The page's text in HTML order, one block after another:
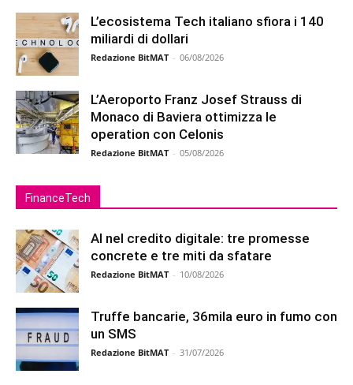
L’ecosistema Tech italiano sfiora i 140
miliardi di dollari
Redazione BitMAT - 06/08/2026
L’Aeroporto Franz Josef Strauss di
Monaco di Baviera ottimizza le
operation con Celonis
Redazione BitMAT - 05/08/2026
FinanceTech
AI nel credito digitale: tre promesse
concrete e tre miti da sfatare
Redazione BitMAT - 10/08/2026
Truffe bancarie, 36mila euro in fumo con
un SMS
Redazione BitMAT - 31/07/2026